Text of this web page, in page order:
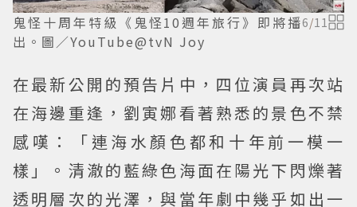
鬼怪十周年特級《鬼怪10週年旅行》即將播
出。圖／YouTube@tvN Joy
6/11
在最新公開的預告片中，四位演員再次站
在海邊重逢，劉寅娜看著熟悉的景色不禁
感嘆：「連海水顏色都和十年前一模一
樣」。清澈的藍綠色海面在陽光下閃爍著
透明層次的光澤，與當年劇中幾乎如出一